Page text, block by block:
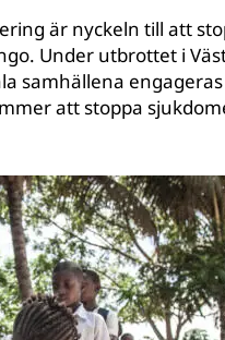
är nyckeln till att
Under utbrottet i
samhällena
att stoppa